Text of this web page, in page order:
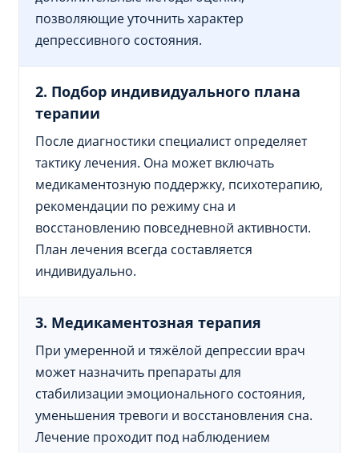
позволяющие уточнить характер
депрессивного состояния.
2. Подбор индивидуального плана
терапии
После диагностики специалист определяет
тактику лечения. Она может включать
медикаментозную поддержку, психотерапию,
рекомендации по режиму сна и
восстановлению повседневной активности.
План лечения всегда составляется
индивидуально.
3. Медикаментозная терапия
При умеренной и тяжёлой депрессии врач
может назначить препараты для
стабилизации эмоционального состояния,
уменьшения тревоги и восстановления сна.
Лечение проходит под наблюдением